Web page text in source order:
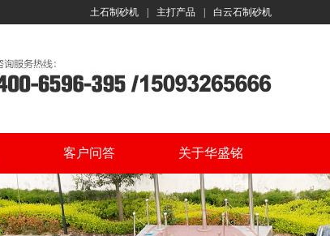
土石制砂机 主打产品 白云石制砂机
客户问答 关于华盛铭